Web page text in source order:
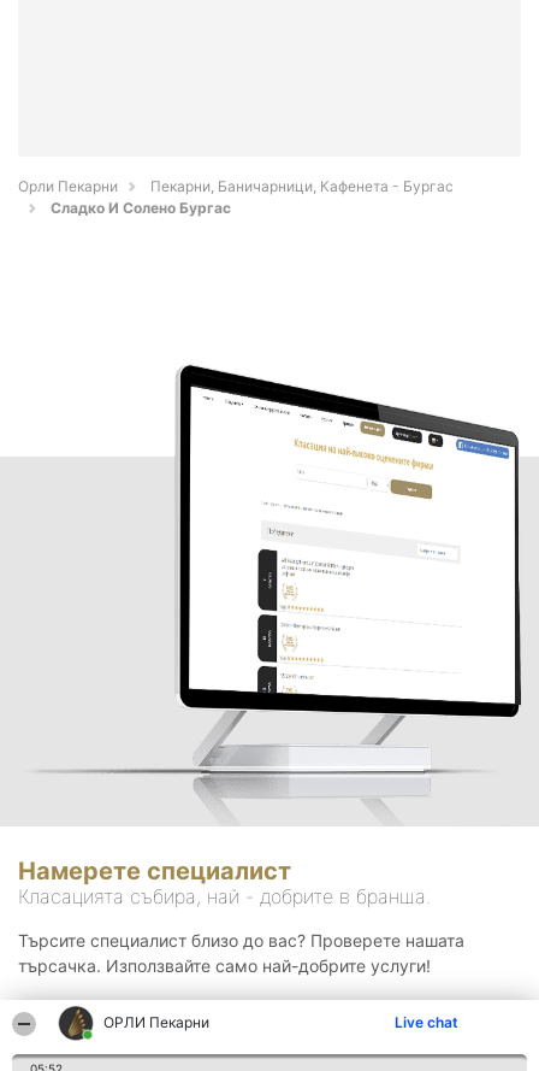
ОРЛИ Пекарни Live chat
Орли Пекарни
Пекарни, Баничарници, Кафенета - Бургас
Сладко И Солено Бургас
Намерете специалист
Класацията събира, най - добрите в бранша.
Търсите специалист близо до вас? Проверете нашата
търсачка. Използвайте само най-добрите услуги!